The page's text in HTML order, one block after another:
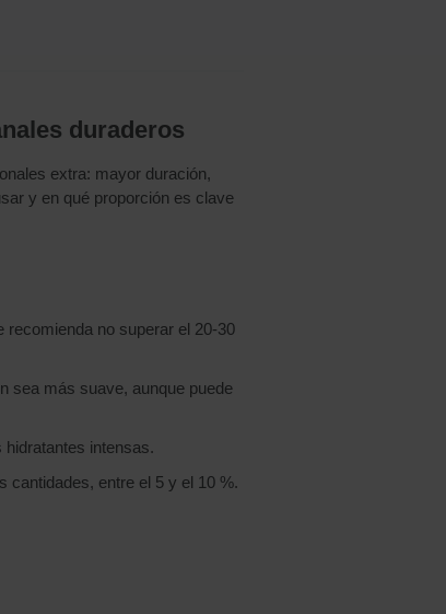
duraderos
extra: mayor duración,
y en qué proporción es clave
recomienda no superar el 20-30
sea más suave, aunque puede
intensas.
cantidades, entre el 5 y el 10 %.